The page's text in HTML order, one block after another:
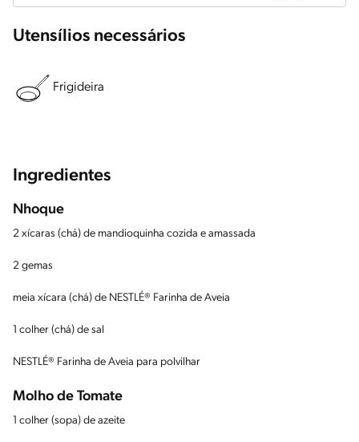
Utensílios necessários
Frigideira
Ingredientes
Nhoque
2 xícaras (chá) de mandioquinha cozida e amassada
2 gemas
meia xícara (chá) de NESTLÉ® Farinha de Aveia
1 colher (chá) de sal
NESTLÉ® Farinha de Aveia para polvilhar
Molho de Tomate
1 colher (sopa) de azeite